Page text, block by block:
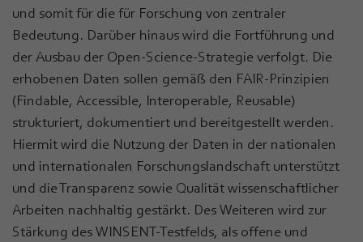
und somit für die für Forschung von zentraler
Bedeutung. Darüber hinaus wird die Fortführung und
der Ausbau der Open-Science-Strategie verfolgt. Die
erhobenen Daten sollen gemäß den FAIR-Prinzipien
(Findable, Accessible, Interoperable, Reusable)
strukturiert, dokumentiert und bereitgestellt werden.
Hiermit wird die Nutzung der Daten in der nationalen
und internationalen Forschungslandschaft unterstützt
und die Transparenz sowie Qualität wissenschaftlicher
Arbeiten nachhaltig gestärkt. Des Weiteren wird zur
Stärkung des WINSENT-Testfelds, als offene und